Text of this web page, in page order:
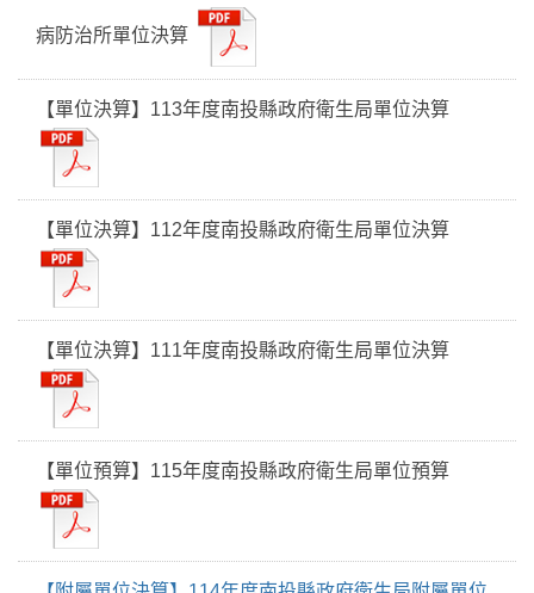
病防治所單位決算
【單位決算】113年度南投縣政府衛生局單位決算
【單位決算】112年度南投縣政府衛生局單位決算
【單位決算】111年度南投縣政府衛生局單位決算
【單位預算】115年度南投縣政府衛生局單位預算